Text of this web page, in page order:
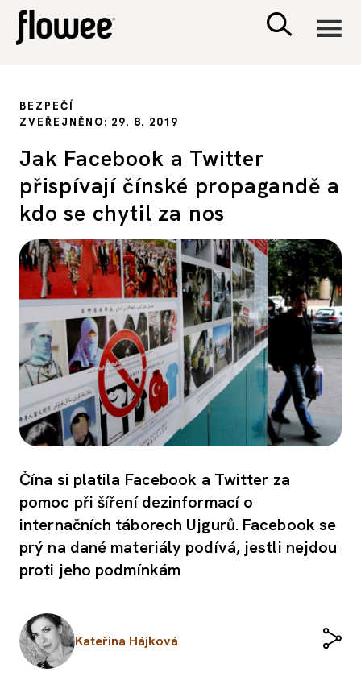
PSYCHOLOGIE
SEX A VZTAHY
PORADNA
BEZPEČÍ
ZVEŘEJNĚNO: 29. 8. 2019
Jak Facebook a Twitter
přispívají čínské propagandě a
kdo se chytil za nos
Čína si platila Facebook a Twitter za
pomoc při šíření dezinformací o
internačních táborech Ujgurů. Facebook se
prý na dané materiály podívá, jestli nejdou
proti jeho podmínkám
Kateřina Hájková